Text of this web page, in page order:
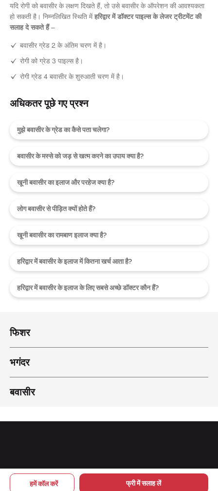
हमें कॉल करें फ्री में सलाह लें
यदि रोगी को बवासीर के लक्षण दिखते हैं, तो उसे बवासीर के ऑपरेशन की आवश्यकता
हो सकती है। निम्नलिखित स्थिति मेंहरिद्वार में डॉक्टर पाइल्स के लेजर ट्रीटमेंट की
सलाह दे सकते हैं–
बवासीर ग्रेड 2 के अंतिम चरण में है।
रोगी को ग्रेड 3 पाइल्स है।
रोगी ग्रेड 4 बवासीर के शुरुआती चरण में है।
अधिकतर पूछे गए प्रश्न
मुझे बवासीर के ग्रेड का कैसे पता चलेगा?
बवासीर के मस्से को जड़ से खत्म करने का उपाय क्या है?
खूनी बवासीर का इलाज और परहेज क्या है?
लोग बवासीर से पीड़ित क्यों होते हैं?
खूनी बवासीर का रामबाण इलाज क्या है?
हरिद्वार में बवासीर के इलाज में कितना खर्च आता है?
हरिद्वार में बवासीर के इलाज के लिए सबसे अच्छे डॉक्टर कौन हैं?
फिशर
भगंदर
बवासीर
Copyright © 2026 pileskailaj